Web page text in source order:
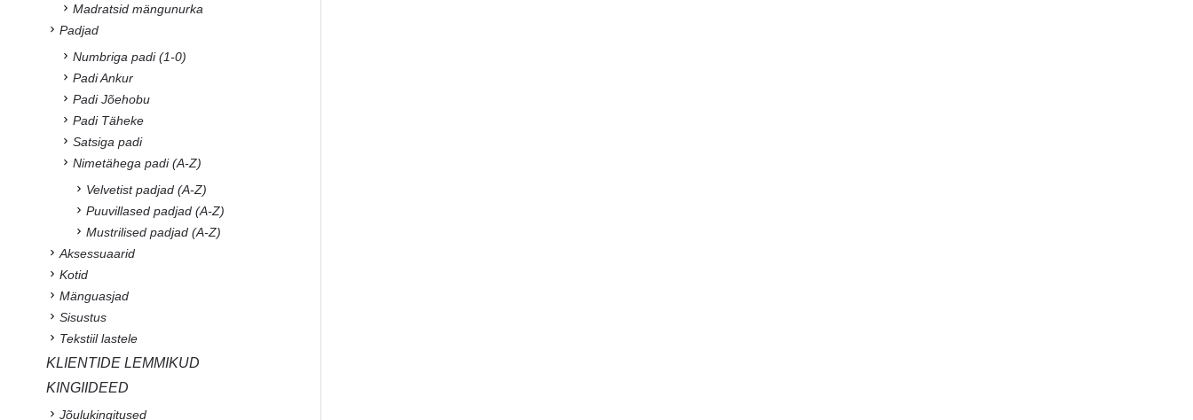
Madratsid mängunurka
Padjad
Numbriga padi (1-0)
Padi Ankur
Padi Jõehobu
Padi Täheke
Satsiga padi
Nimetähega padi (A-Z)
Velvetist padjad (A-Z)
Puuvillased padjad (A-Z)
Mustrilised padjad (A-Z)
Aksessuaarid
Kotid
Mänguasjad
Sisustus
Tekstiil lastele
KLIENTIDE LEMMIKUD
KINGIIDEED
Jõulukingitused